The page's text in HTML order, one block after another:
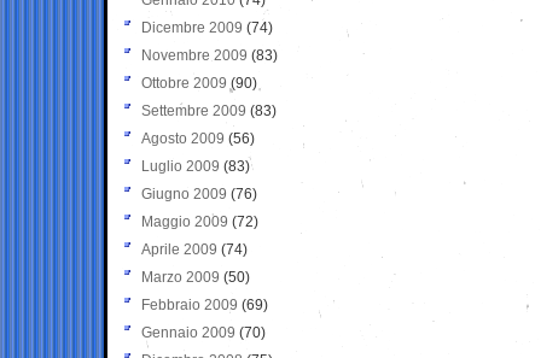
Dicembre 2009 (74)
Novembre 2009 (83)
Ottobre 2009 (90)
Settembre 2009 (83)
Agosto 2009 (56)
Luglio 2009 (83)
Giugno 2009 (76)
Maggio 2009 (72)
Aprile 2009 (74)
Marzo 2009 (50)
Febbraio 2009 (69)
Gennaio 2009 (70)